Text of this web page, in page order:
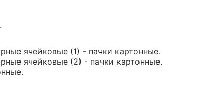
ячейковые (1) - пачки картонные.
ячейковые (2) - пачки картонные.